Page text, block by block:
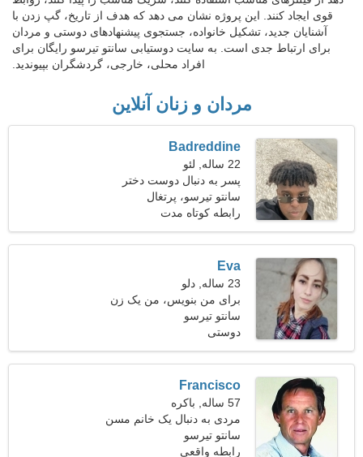
قوی ایجاد کنند. این پروژه نشان می دهد که هدف از تاریخ، گپ زدن با
آشنایان جدید، تشکیل خانواده، جستجوی پیشنهادهای دوستی و مردان
برای ارتباط جدی است. به سایت دوستیابی سانتو تیرسو رایگان برای
افراد محلی، خارجی، گردشگران بپیوندید.
مردان و زنان آنلاین
Badreddine
22 ساله, لئو
پسر به دنبال دوست دختر
است 23-29
سانتو تیرسو، پرتغال
رابطه کوتاه مدت
Eva
23 ساله, دلو
برای من بنویس، من یک زن
منحصر به فرد هستم
سانتو تیرسو
دوستی
Francisco
57 ساله, باکره
مردی به دنبال یک خانم مسن
سانتو تیرسو
رابطه واقعی